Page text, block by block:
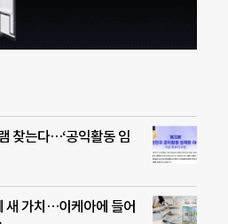
찾는다…‘공익활동 임
새 가치…이케아에 들어